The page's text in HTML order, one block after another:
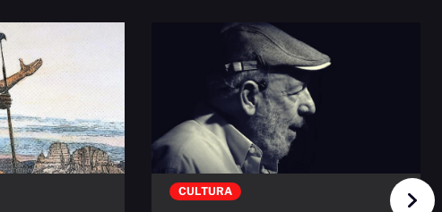
CULTURA